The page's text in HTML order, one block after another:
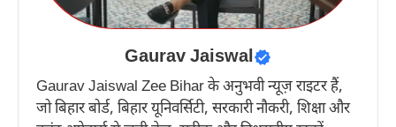
Gaurav Jaiswal
Gaurav Jaiswal Zee Bihar के अनुभवी न्यूज़ राइटर हैं,
जो बिहार बोर्ड, बिहार यूनिवर्सिटी, सरकारी नौकरी, शिक्षा और